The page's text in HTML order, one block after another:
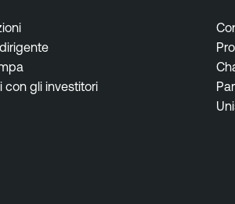
con gli investitori